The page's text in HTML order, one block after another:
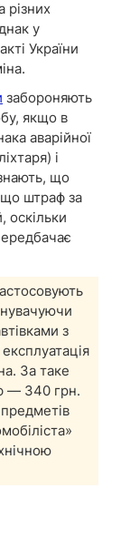
різних
у
України
забороняють
якщо в
аварійної
і
що
що штраф за
оскільки
з
За таке
— 340 грн.